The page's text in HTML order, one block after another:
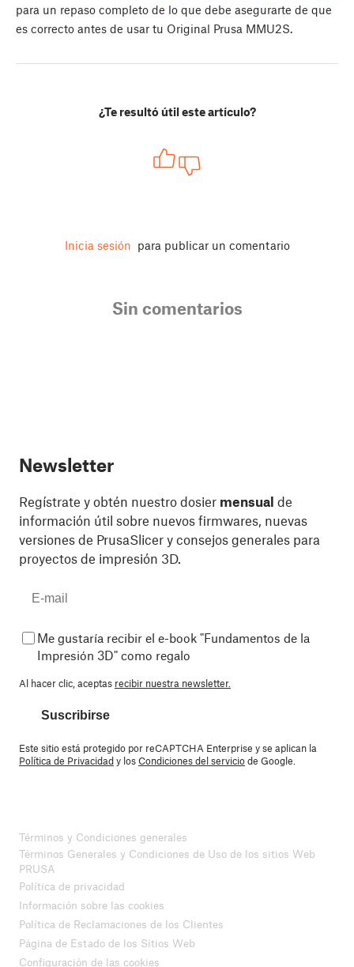
para un repaso completo de lo que debe asegurarte de que
es correcto antes de usar tu Original Prusa MMU2S.
¿Te resultó útil este artículo?
Inicia sesión para publicar un comentario
Sin comentarios
Newsletter
Regístrate y obtén nuestro dosier mensual de
información útil sobre nuevos firmwares, nuevas
versiones de PrusaSlicer y consejos generales para
proyectos de impresión 3D.
Me gustaría recibir el e-book "Fundamentos de la
Impresión 3D" como regalo
Al hacer clic, aceptas recibir nuestra newsletter.
Suscribirse
Este sitio está protegido por reCAPTCHA Enterprise y se aplican la
Política de Privacidady losCondiciones del serviciode Google.
Términos y Condiciones generales
Términos Generales y Condiciones de Uso de los sitios Web
PRUSA
Política de privacidad
Información sobre las cookies
Política de Reclamaciones de los Clientes
Página de Estado de los Sitios Web
Configuración de las cookies